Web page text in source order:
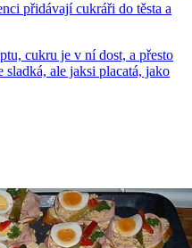
přidávají cukráři do těsta a
cukru je v ní dost, a přesto
ale jaksi placatá, jako